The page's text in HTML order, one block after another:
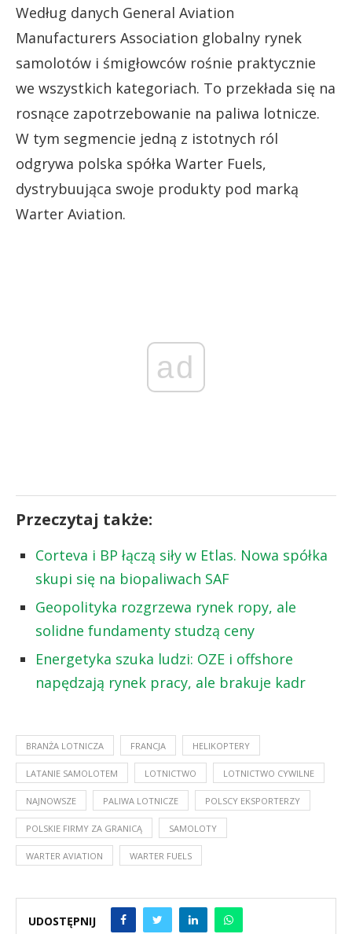
Według danych General Aviation
Manufacturers Association globalny rynek
samolotów i śmigłowców rośnie praktycznie
we wszystkich kategoriach. To przekłada się na
rosnące zapotrzebowanie na paliwa lotnicze.
W tym segmencie jedną z istotnych ról
odgrywa polska spółka Warter Fuels,
dystrybuująca swoje produkty pod marką
Warter Aviation.
ad
Przeczytaj także:
Corteva i BP łączą siły w Etlas. Nowa spółka
skupi się na biopaliwach SAF
Geopolityka rozgrzewa rynek ropy, ale
solidne fundamenty studzą ceny
Energetyka szuka ludzi: OZE i offshore
napędzają rynek pracy, ale brakuje kadr
BRANŻA LOTNICZA FRANCJA HELIKOPTERY
LATANIE SAMOLOTEM LOTNICTWO LOTNICTWO CYWILNE
NAJNOWSZE PALIWA LOTNICZE POLSCY EKSPORTERZY
POLSKIE FIRMY ZA GRANICĄ SAMOLOTY
WARTER AVIATION WARTER FUELS
UDOSTĘPNIJ